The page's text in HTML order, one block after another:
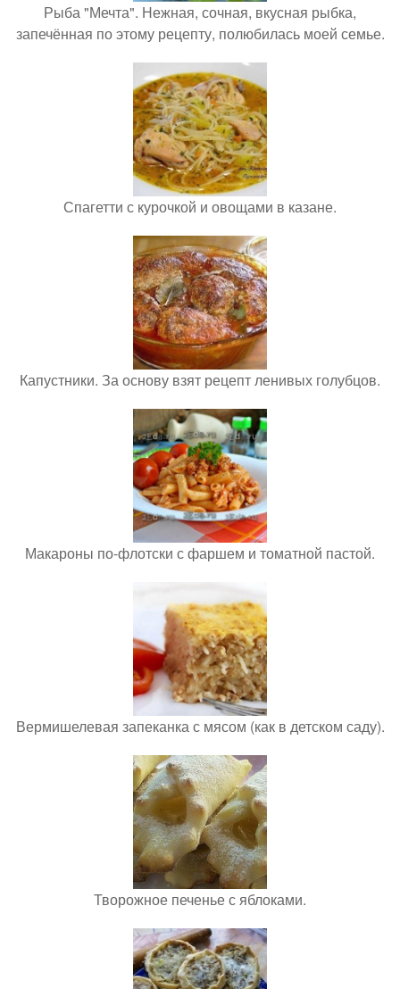
Рыба "Мечта". Нежная, сочная, вкусная рыбка,
запечённая по этому рецепту, полюбилась моей семье.
Спагетти с курочкой и овощами в казане.
Капустники. За основу взят рецепт ленивых голубцов.
Макароны по-флотски с фаршем и томатной пастой.
Вермишелевая запеканка с мясом (как в детском саду).
Творожное печенье с яблоками.